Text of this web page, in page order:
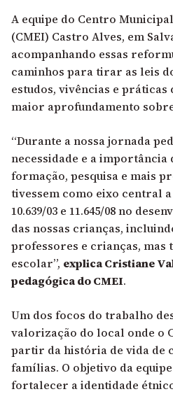
A equipe do Centro
(CMEI) Castro Alves, em
acompanhando essas
caminhos para tirar as leis
estudos, vivências e práticas
maior aprofundamento
“Durante a nossa jornada
necessidade e a
formação, pesquisa e mais
tivessem como eixo central
10.639/03 e 11.645/08 no
das nossas crianças,
professores e crianças, mas
escolar”, explica Cristiane
pedagógica do CMEI.
Um dos focos do trabalho
valorização do local onde o
partir da história de vida de
famílias. O objetivo da
fortalecer a identidade